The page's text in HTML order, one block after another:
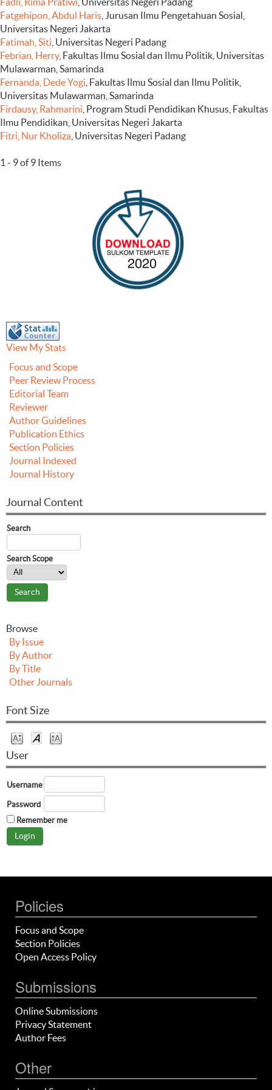
Fatgehipon, Abdul Haris , Jurusan Ilmu Pengetahuan Sosial,
Universitas Negeri Jakarta
Fatimah, Siti , Universitas Negeri Padang
Febrian, Herry, Fakultas Ilmu Sosial dan Ilmu Politik, Universitas
Mulawarman, Samarinda
Fernanda, Dede Yogi , Fakultas Ilmu Sosial dan Ilmu Politik,
Universitas Mulawarman, Samarinda
Firdausy, Rahmarini , Program Studi Pendidikan Khusus, Fakultas
Ilmu Pendidikan, Universitas Negeri Jakarta
Fitri, Nur Kholiza , Universitas Negeri Padang
1 - 9 of 9 Items
View My Stats
Focus and Scope
Peer Review Process
Editorial Team
Reviewer
Author Guidelines
Publication Ethics
Section Policies
Journal Indexed
Journal History
Journal Content
Search
Search Scope
Browse
By Issue
By Author
By Title
Other Journals
Font Size
User
Username
Password
Remember me
Policies
Focus and Scope
Section Policies
Open Access Policy
Submissions
Online Submissions
Privacy Statement
Author Fees
Other